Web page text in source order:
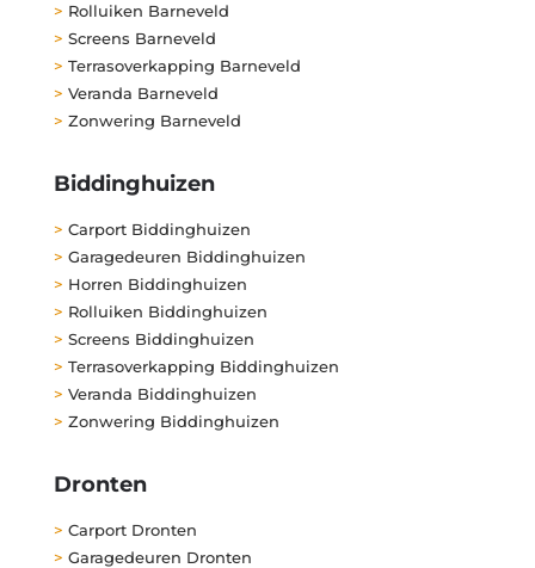
> Rolluiken Barneveld
> Screens Barneveld
> Terrasoverkapping Barneveld
> Veranda Barneveld
> Zonwering Barneveld
Biddinghuizen
> Carport Biddinghuizen
> Garagedeuren Biddinghuizen
> Horren Biddinghuizen
> Rolluiken Biddinghuizen
> Screens Biddinghuizen
> Terrasoverkapping Biddinghuizen
> Veranda Biddinghuizen
> Zonwering Biddinghuizen
Dronten
> Carport Dronten
> Garagedeuren Dronten